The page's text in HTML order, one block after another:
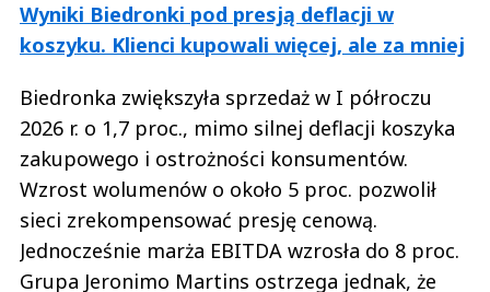
Wyniki Biedronki pod presją deflacji w
koszyku. Klienci kupowali więcej, ale za mniej
Biedronka zwiększyła sprzedaż w I półroczu
2026 r. o 1,7 proc., mimo silnej deflacji koszyka
zakupowego i ostrożności konsumentów.
Wzrost wolumenów o około 5 proc. pozwolił
sieci zrekompensować presję cenową.
Jednocześnie marża EBITDA wzrosła do 8 proc.
Grupa Jeronimo Martins ostrzega jednak, że